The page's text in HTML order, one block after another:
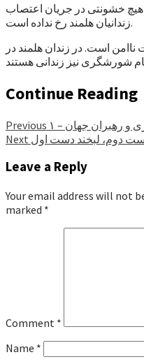
هیچ خشونتی در جریان اعتصاب
زندانیان هلمند رخ نداده است.
ناامن است. در زندان هلمند در
Continue Reading
Previous
و رهبران جهان – ۱
Next دوم، لبخند دست اول
Leave a Reply
Your email address will not
marked *
Comment *
Name *